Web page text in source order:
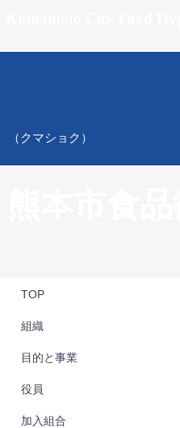
（クマショク）
TOP
組織
目的と事業
役員
加入組合